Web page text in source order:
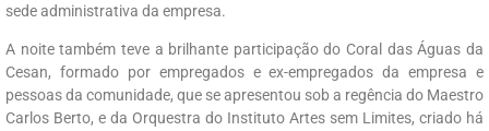
sede administrativa da empresa.
A noite também teve a brilhante participação do Coral das Águas da
Cesan, formado por empregados e ex-empregados da empresa e
pessoas da comunidade, que se apresentou sob a regência do Maestro
Carlos Berto, e da Orquestra do Instituto Artes sem Limites, criado há